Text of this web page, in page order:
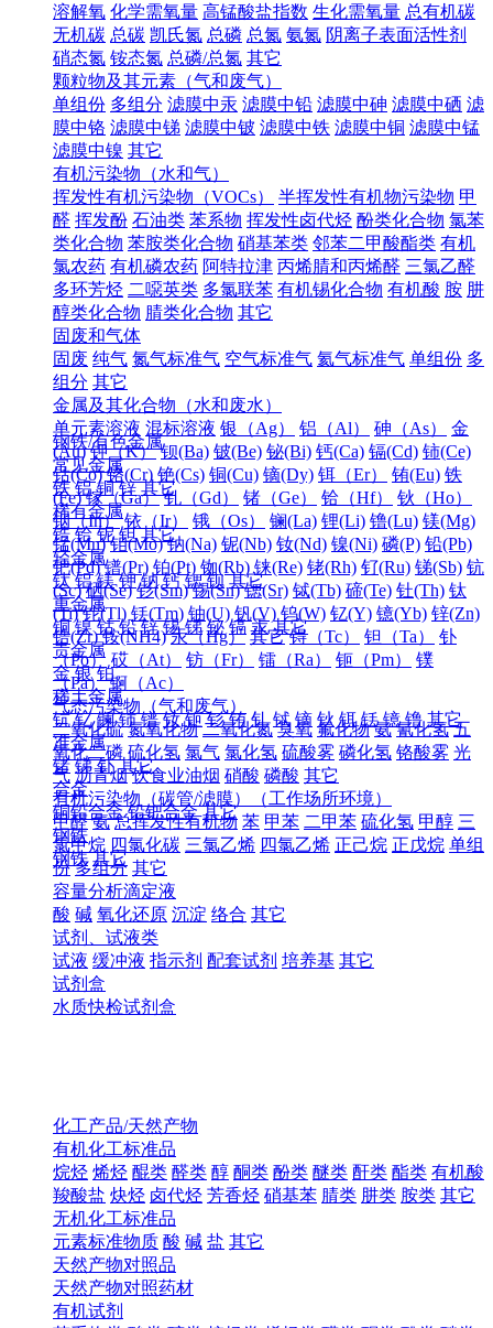
溶解氧 化学需氧量 高锰酸盐指数 生化需氧量 总有机碳
无机碳 总碳 凯氏氮 总磷 总氮 氨氮 阴离子表面活性剂
硝态氮 铵态氮 总磷/总氮 其它
颗粒物及其元素（气和废气）
单组份 多组分 滤膜中汞 滤膜中铅 滤膜中砷 滤膜中硒 滤
膜中铬 滤膜中锑 滤膜中铍 滤膜中铁 滤膜中铜 滤膜中锰
滤膜中镍 其它
有机污染物（水和气）
挥发性有机污染物（VOCs）
半挥发性有机物污染物 甲
醛 挥发酚 石油类 苯系物 挥发性卤代烃 酚类化合物 氯苯
类化合物 苯胺类化合物 硝基苯类 邻苯二甲酸酯类 有机
氯农药 有机磷农药 阿特拉津 丙烯腈和丙烯醛 三氯乙醛
多环芳烃 二噁英类 多氯联苯 有机锡化合物 有机酸 胺 肼
醇类化合物 腈类化合物 其它
固废和气体
固废 纯气 氮气标准气 空气标准气 氦气标准气 单组份 多
组分 其它
金属及其化合物（水和废水）
单元素溶液 混标溶液 银（Ag） 铝（Al） 砷（As）
金
(Au) 钾（K） 钡(Ba) 铍(Be) 铋(Bi) 钙(Ca) 镉(Cd) 铈(Ce)
钴(Co) 铬(Cr) 铯(Cs) 铜(Cu) 镝(Dy) 铒（Er） 铕(Eu) 铁
(Fe) 镓（Ga） 钆（Gd） 锗（Ge） 铪（Hf）
钬（Ho）
铟（In） 铱（Ir） 锇（Os） 镧(La) 锂(Li) 镥(Lu) 镁(Mg)
锰(Mn) 钼(Mo) 钠(Na) 铌(Nb) 钕(Nd) 镍(Ni) 磷(P) 铅(Pb)
钯(Pd) 镨(Pr) 铂(Pt) 铷(Rb) 铼(Re) 铑(Rh) 钌(Ru) 锑(Sb) 钪
(Sc) 硒(Se) 钐(Sm) 锡(Sn) 锶(Sr) 铽(Tb) 碲(Te) 钍(Th) 钛
(Ti) 铊(Tl) 铥(Tm) 铀(U) 钒(V) 钨(W) 钇(Y) 镱(Yb) 锌(Zn)
锆(Zr) 铵(NH4) 汞（Hg） 其它 锝（Tc） 钽（Ta）
钋
（Po） 砹（At） 钫（Fr） 镭（Ra） 钷（Pm）
镤
（Pa） 锕（Ac）
气态污染物（气和废气）
二氧化硫 氮氧化物 二氧化氮 臭氧 氟化物 氨 氰化氢 五
氧化二磷 硫化氢 氯气 氯化氢 硫酸雾 磷化氢 铬酸雾 光
气 沥青烟 饮食业油烟 硝酸 磷酸 其它
有机污染物（碳管/滤膜）（工作场所环境）
甲醛 氨 总挥发性有机物 苯 甲苯 二甲苯 硫化氢 甲醇 三
氯甲烷 四氯化碳 三氯乙烯 四氯乙烯 正己烷 正戊烷 单组
份 多组分 其它
容量分析滴定液
酸 碱 氧化还原 沉淀 络合 其它
试剂、试液类
试液 缓冲液 指示剂 配套试剂 培养基 其它
试剂盒
水质快检试剂盒
钢铁/有色金属
常见金属
铁 铝 铜 锌 其它
稀有金属
锆 铪 铌 钽 其它
轻金属
钛 铝 镁 钾 钠 钙 锶 钡 其它
重金属
铜 镍 钴 铅 锌 锡 锑 铋 镉 汞 其它
贵金属
金 银 铂
稀土金属
钪 钇 镧 铈 镨 钕 钷 钐 铕 钆 铽 镝 钬 铒 铥 镱 镥 其它
准金属
锗 锑 钋 其它
合金
铜铅合金 铅钯合金 其它
钢铁
钢铁 其它
化工产品/天然产物
有机化工标准品
烷烃 烯烃 醌类 醛类 醇 酮类 酚类 醚类 酐类 酯类 有机酸
羧酸盐 炔烃 卤代烃 芳香烃 硝基苯 腈类 肼类 胺类 其它
无机化工标准品
元素标准物质 酸 碱 盐 其它
天然产物对照品
天然产物对照药材
有机试剂